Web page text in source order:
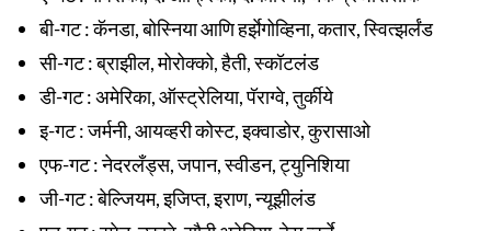
बी-गट : कॅनडा, बोस्निया आणि हर्झेगोव्हिना, कतार, स्वित्झर्लंड
सी-गट : ब्राझील, मोरोक्को, हैती, स्कॉटलंड
डी-गट : अमेरिका, ऑस्ट्रेलिया, पॅराग्वे, तुर्कीये
इ-गट : जर्मनी, आयव्हरी कोस्ट, इक्वाडोर, कुरासाओ
एफ-गट : नेदरलँड्स, जपान, स्वीडन, ट्युनिशिया
जी-गट : बेल्जियम, इजिप्त, इराण, न्यूझीलंड